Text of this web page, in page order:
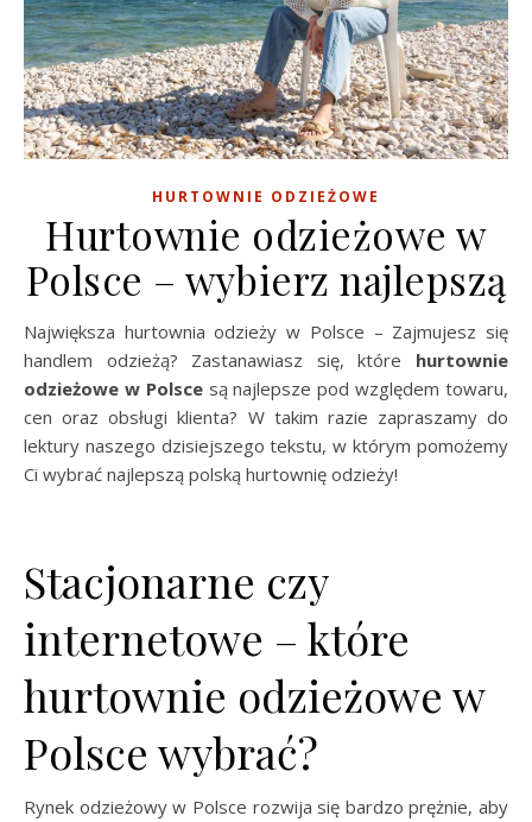
HURTOWNIE ODZIEŻOWE
Hurtownie odzieżowe w
Polsce – wybierz najlepszą
Największa hurtownia odzieży w Polsce – Zajmujesz się
handlem odzieżą? Zastanawiasz się, które hurtownie
odzieżowe w Polscesą najlepsze pod względem towaru,
cen oraz obsługi klienta? W takim razie zapraszamy do
lektury naszego dzisiejszego tekstu, w którym pomożemy
Ci wybrać najlepszą polską hurtownię odzieży!
Stacjonarne czy
internetowe – które
hurtownie odzieżowe w
Polsce wybrać?
Rynek odzieżowy w Polsce rozwija się bardzo prężnie, aby